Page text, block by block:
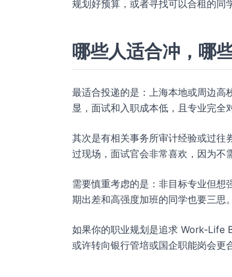
规划好预算，或者寻找可以合租的同
哪些人适合冲，哪
最适合投递的是：上海本地或周边高
显，面试和入职成本低，且专业完全
其次是有相关事务所审计经验或过往
过现场，面试官会非常喜欢，因为不
需要慎重考虑的是：非目标专业但想
期出差和高强度加班的同学也要三思
如果你的职业规划是追求 Work-Life
或许转向银行管培或国企职能岗会更